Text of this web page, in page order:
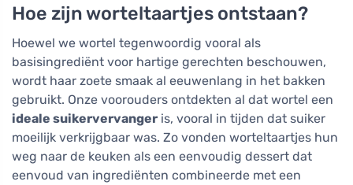
Hoe zijn worteltaartjes ontstaan?
Hoewel we wortel tegenwoordig vooral als
basisingrediënt voor hartige gerechten beschouwen,
wordt haar zoete smaak al eeuwenlang in het bakken
gebruikt. Onze voorouders ontdekten al dat wortel een
ideale suikervervanger is, vooral in tijden dat suiker
moeilijk verkrijgbaar was. Zo vonden worteltaartjes hun
weg naar de keuken als een eenvoudig dessert dat
eenvoud van ingrediënten combineerde met een